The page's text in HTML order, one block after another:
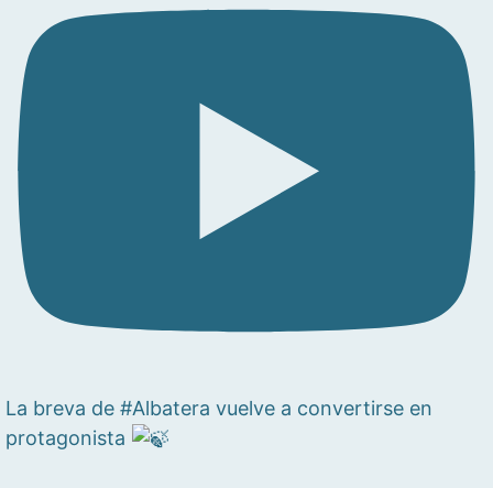
La breva de #Albatera vuelve a convertirse en
protagonista